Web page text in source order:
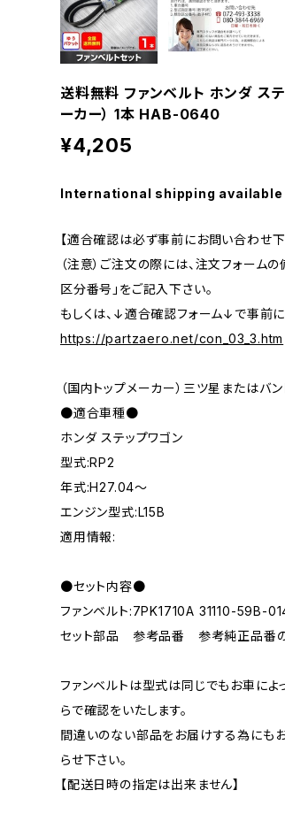
送料無料 ファンベルト ホンダ ス
ーカー） 1本 HAB-0640
¥4,205
International shipping available
【適合確認は必ず事前にお問い合わせ下
（注意）ご注文の際には、注文フォームの
区分番号」をご記入下さい。
もしくは、↓適合確認フォーム↓で事前
https://partzaero.net/con_03_3.htm
（国内トップメーカー）三ツ星またはバ
●適合車種●
ホンダ ステップワゴン
型式:RP2
年式:H27.04～
エンジン型式:L15B
適用情報:
●セット内容●
ファンベルト:7PK1710A 31110-59B-
セット部品 参考品番 参考純正品番の
ファンベルトは型式は同じでもお車に
らで確認をいたします。
間違いのない部品をお届けする為にも
らせ下さい。
【配送日時の指定は出来ません】